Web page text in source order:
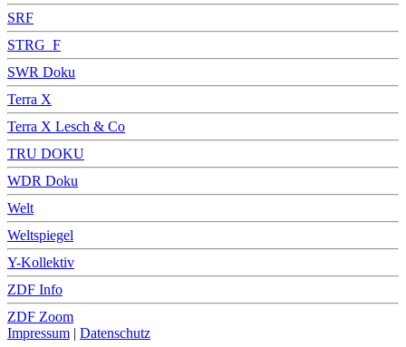
SRF
STRG_F
SWR Doku
Terra X
Terra X Lesch & Co
TRU DOKU
WDR Doku
Welt
Weltspiegel
Y-Kollektiv
ZDF Info
ZDF Zoom
Impressum | Datenschutz